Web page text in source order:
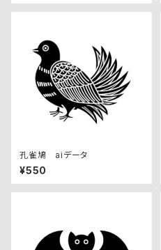
孔雀鳩 aiデータ
¥550